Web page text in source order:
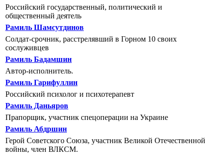
Российский государственный, политический и
общественный деятель
Рамиль Шамсутдинов
Солдат-срочник, расстрелявший в Горном 10 своих
сослуживцев
Рамиль Бадамшин
Автор-исполнитель.
Рамиль Гарифуллин
Российский психолог и психотерапевт
Рамиль Даньяров
Прапорщик, участник спецоперации на Украине
Рамиль Абдршин
Герой Советского Союза, участник Великой Отечественной
войны, член ВЛКСМ.